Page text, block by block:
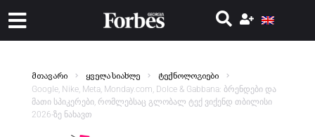
მთავარი ყველა სიახლე ტექნოლოგიები
Google, Nike, Meta, Monday.com, Dolce & Gabbana: ბრენდები და
მათი სპიკერები, რომლებსაც გლობალ ტექ ვიქენდ თბილისი
2026-ზე ნახავთ